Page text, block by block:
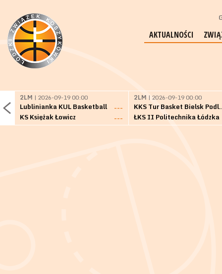
AKTUALNOŚCI
2LM | 2026-09-19 00:00
Lublinianka KUL Basketball
---
KS Księżak Łowicz
---
2LM | 2026-09-19 00:00
KKS Tur
ŁKS II Politechnika Łódzka